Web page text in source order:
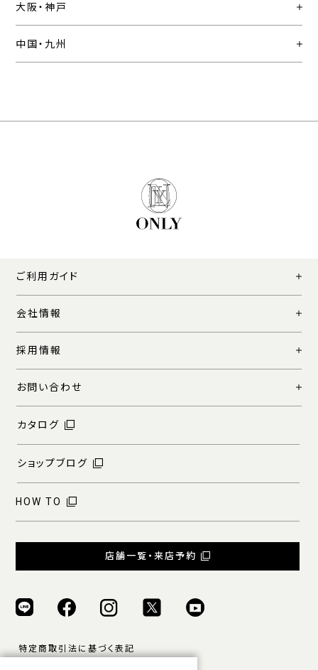
大阪・神戸
中国・九州
ご利用ガイド
会社情報
採用情報
お問い合わせ
カタログ
ショップブログ
HOW TO
店舗一覧・来店予約
特定商取引法に基づく表記